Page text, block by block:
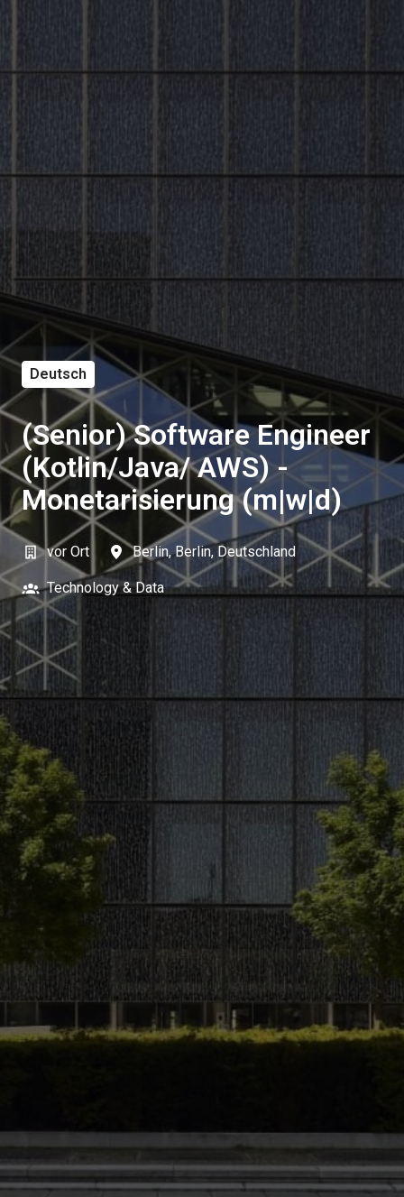
Deutsch
(Senior) Software Engineer
(Kotlin/Java/ AWS) -
Monetarisierung (m|w|d)
vor Ort Berlin, Berlin, Deutschland
Technology & Data